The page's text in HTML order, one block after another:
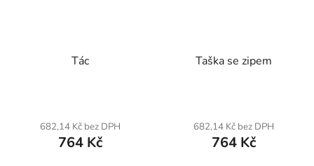
Tác
682,14 Kč bez DPH
764 Kč
Taška se zipem
682,14 Kč bez DPH
764 Kč